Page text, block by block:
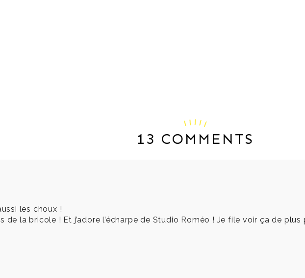
13 COMMENTS
les choux !
de la bricole ! Et j’adore l’écharpe de Studio Roméo ! Je file voir ça de plus